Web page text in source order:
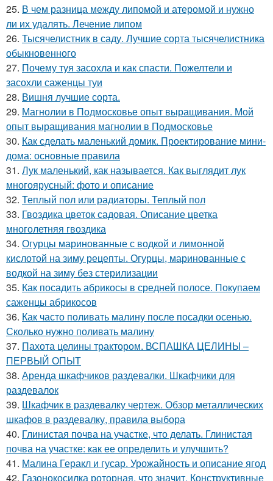
25. В чем разница между липомой и атеромой и нужно
ли их удалять. Лечение липом
26. Тысячелистник в саду. Лучшие сорта тысячелистника
обыкновенного
27. Почему туя засохла и как спасти. Пожелтели и
засохли саженцы туи
28. Вишня лучшие сорта.
29. Магнолии в Подмосковье опыт выращивания. Мой
опыт выращивания магнолии в Подмосковье
30. Как сделать маленький домик. Проектирование мини-
дома: основные правила
31. Лук маленький, как называется. Как выглядит лук
многоярусный: фото и описание
32. Теплый пол или радиаторы. Теплый пол
33. Гвоздика цветок садовая. Описание цветка
многолетняя гвоздика
34. Огурцы маринованные с водкой и лимонной
кислотой на зиму рецепты. Огурцы, маринованные с
водкой на зиму без стерилизации
35. Как посадить абрикосы в средней полосе. Покупаем
саженцы абрикосов
36. Как часто поливать малину после посадки осенью.
Сколько нужно поливать малину
37. Пахота целины трактором. ВСПАШКА ЦЕЛИНЫ –
ПЕРВЫЙ ОПЫТ
38. Аренда шкафчиков раздевалки. Шкафчики для
раздевалок
39. Шкафчик в раздевалку чертеж. Обзор металлических
шкафов в раздевалку, правила выбора
40. Глинистая почва на участке, что делать. Глинистая
почва на участке: как ее определить и улучшить?
41. Малина Геракл и гусар. Урожайность и описание ягод
42. Газонокосилка роторная, что значит. Конструктивные